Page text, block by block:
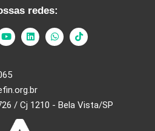
redes:
/ Cj 1210 - Bela Vista/SP